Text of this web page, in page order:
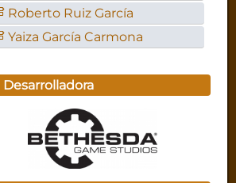
Roberto Ruiz García
Yaiza García Carmona
Desarrolladora